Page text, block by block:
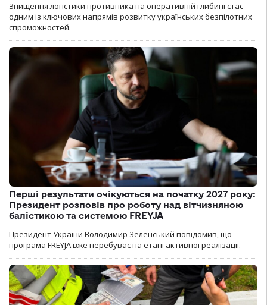
Знищення логістики противника на оперативній глибині стає
одним із ключових напрямів розвитку українських безпілотних
спроможностей.
Перші результати очікуються на початку 2027 року:
Президент розповів про роботу над вітчизняною
балістикою та системою FREYJA
Президент України Володимир Зеленський повідомив, що
програма FREYJA вже перебуває на етапі активної реалізації.